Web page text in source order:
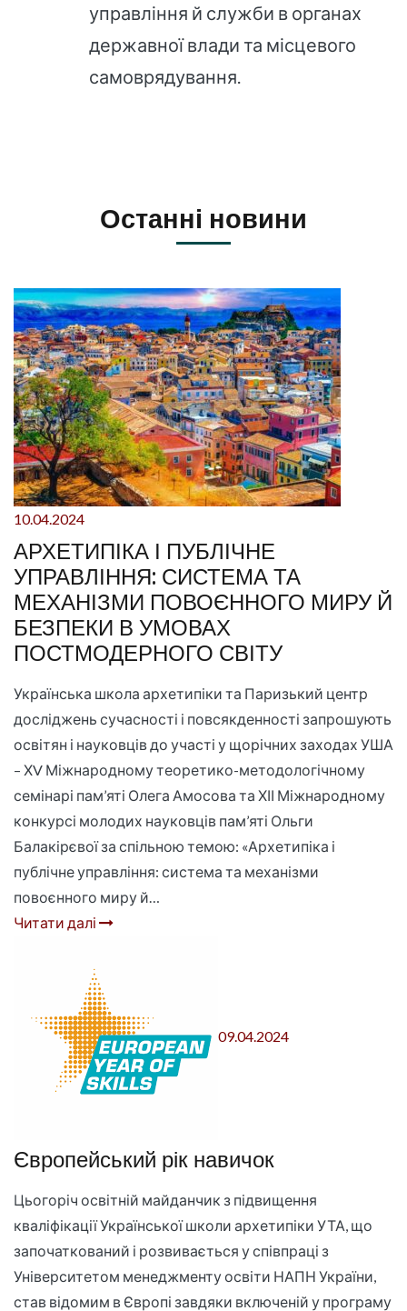
управління й служби в органах
державної влади та місцевого
самоврядування.
Останні новини
10.04.2024
АРХЕТИПІКА І ПУБЛІЧНЕ
УПРАВЛІННЯ: СИСТЕМА ТА
МЕХАНІЗМИ ПОВОЄННОГО МИРУ Й
БЕЗПЕКИ В УМОВАХ
ПОСТМОДЕРНОГО СВІТУ
Українська школа архетипіки та Паризький центр
досліджень сучасності і повсякденності запрошують
освітян і науковців до участі у щорічних заходах УША
– ХV Міжнародному теоретико-методологічному
семінарі пам’яті Олега Амосова та ХІІ Міжнародному
конкурсі молодих науковців пам’яті Ольги
Балакірєвої за спільною темою: «Архетипіка і
публічне управління: система та механізми
повоєнного миру й…
Читати далі
09.04.2024
Європейський рік навичок
Цьогоріч освітній майданчик з підвищення
кваліфікації Української школи архетипіки УТА, що
започаткований і розвивається у співпраці з
Університетом менеджменту освіти НАПН України,
став відомим в Європі завдяки включеній у програму